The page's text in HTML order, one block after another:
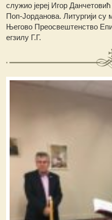
служио јереј Игор
Поп-Јорданова. Литургији су
Његово Преосвештенство
егзилу Г.Г.